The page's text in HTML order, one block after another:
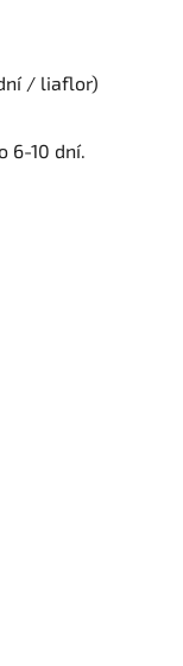
/ liaflor)
6-10 dní.